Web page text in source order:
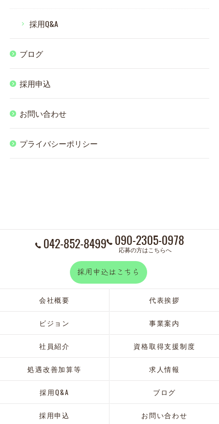
採用Q&A
ブログ
採用申込
お問い合わせ
プライバシーポリシー
042-852-8499 090-2305-0978
応募の方はこちらへ
採用申込はこちら
会社概要 代表挨拶
ビジョン 事業案内
社員紹介 資格取得支援制度
処遇改善加算等 求人情報
採用Q&A ブログ
採用申込 お問い合わせ